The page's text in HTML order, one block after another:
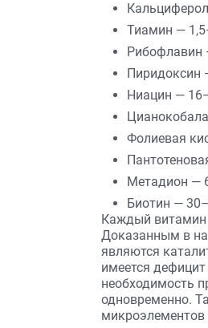
Тиамин —
Рибофлавин
Пиридоксин
Ниацин —
Фолиевая
Метадион —
Биотин —
Каждый витамин
Доказанным в
являются
имеется
необходимость
одновременно.
микроэлементов